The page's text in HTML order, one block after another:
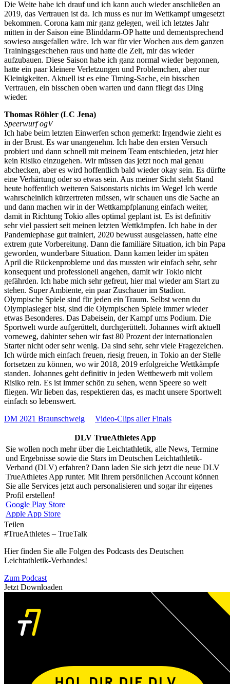
Die Weite habe ich drauf und ich kann auch wieder anschließen an
2019, das Vertrauen ist da. Ich muss es nur im Wettkampf umgesetzt
bekommen. Corona kam mir ganz gelegen, weil ich letztes Jahr
mitten in der Saison eine Blinddarm-OP hatte und dementsprechend
sowieso ausgefallen wäre. Ich war für vier Wochen aus dem ganzen
Trainingsgeschehen raus und hatte die Zeit, mir das wieder
aufzubauen. Diese Saison habe ich ganz normal wieder begonnen,
hatte ein paar kleinere Verletzungen und Problemchen, aber nur
Kleinigkeiten. Aktuell ist es eine Timing-Sache, ein bisschen
Vertrauen, ein bisschen oben warten und dann fliegt das Ding
wieder.
Thomas Röhler (LC Jena)
Speerwurf ogV
Ich habe beim letzten Einwerfen schon gemerkt: Irgendwie zieht es
in der Brust. Es war unangenehm. Ich habe den ersten Versuch
probiert und dann schnell mit meinem Team entschieden, jetzt hier
kein Risiko einzugehen. Wir müssen das jetzt noch mal genau
abchecken, aber es wird hoffentlich bald wieder okay sein. Es dürfte
eine Verhärtung oder so etwas sein. Aus meiner Sicht steht Stand
heute hoffentlich weiteren Saisonstarts nichts im Wege! Ich werde
wahrscheinlich kürzertreten müssen, wir schauen uns die Sache an
und dann machen wir in der Wettkampfplanung einfach weiter,
damit in Richtung Tokio alles optimal geplant ist. Es ist definitiv
sehr viel passiert seit meinen letzten Wettkämpfen. Ich habe in der
Pandemiephase gut trainiert, 2020 bewusst ausgelassen, hatte eine
extrem gute Vorbereitung. Dann die familiäre Situation, ich bin Papa
geworden, wunderbare Situation. Dann kamen leider im späten
April die Rückenprobleme und das mussten wir einfach sehr, sehr
konsequent und professionell angehen, damit wir Tokio nicht
gefährden. Ich habe mich sehr gefreut, hier mal wieder am Start zu
stehen. Super Ambiente, ein paar Zuschauer im Stadion.
Olympische Spiele sind für jeden ein Traum. Selbst wenn du
Olympiasieger bist, sind die Olympischen Spiele immer wieder
etwas Besonderes. Das Dabeisein, der Kampf ums Podium. Die
Sportwelt wurde aufgerüttelt, durchgerüttelt. Johannes wirft aktuell
vorneweg, dahinter sehen wir fast 80 Prozent der internationalen
Starter nicht oder sehr wenig. Da sind sehr, sehr viele Fragezeichen.
Ich würde mich einfach freuen, riesig freuen, in Tokio an der Stelle
fortsetzen zu können, wo wir 2018, 2019 erfolgreiche Wettkämpfe
standen. Johannes geht definitiv in jeden Wettbewerb mit vollem
Risiko rein. Es ist immer schön zu sehen, wenn Speere so weit
fliegen. Wir lieben das, respektieren das, es macht unsere Sportwelt
einfach so lebenswert.
DM 2021 Braunschweig
Video-Clips aller Finals
DLV TrueAthletes App
Sie wollen noch mehr über die Leichtathletik, alle News, Termine
und Ergebnisse sowie die Stars im Deutschen Leichtathletik-
Verband (DLV) erfahren? Dann laden Sie sich jetzt die neue DLV
TrueAthletes App runter. Mit Ihrem persönlichen Account können
Sie alle Services jetzt auch personalisieren und sogar ihr eigenes
Profil erstellen!
Google Play Store
Apple App Store
Teilen
#TrueAthletes – TrueTalk
Hier finden Sie alle Folgen des Podcasts des Deutschen
Leichtathletik-Verbandes!
Zum Podcast
Jetzt Downloaden